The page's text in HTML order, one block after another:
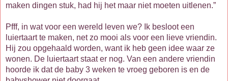
maken dingen stuk, had hij het maar niet moeten uitlenen.”
Pfff, in wat voor een wereld leven we? Ik besloot een
luiertaart te maken, net zo mooi als voor een lieve vriendin.
Hij zou opgehaald worden, want ik heb geen idee waar ze
wonen. De luiertaart staat er nog. Van een andere vriendin
hoorde ik dat de baby 3 weken te vroeg geboren is en de